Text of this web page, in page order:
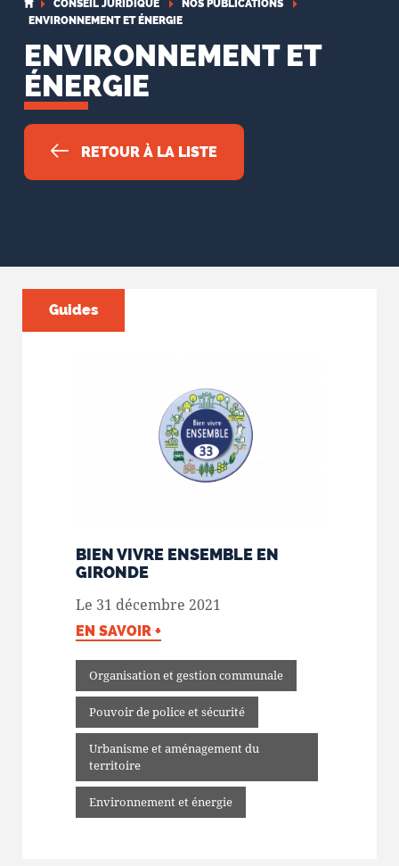
CONSEIL JURIDIQUE
NOS PUBLICATIONS
ENVIRONNEMENT ET ÉNERGIE
ENVIRONNEMENT ET
ÉNERGIE
RETOUR À LA LISTE
BIEN VIVRE ENSEMBLE EN
GIRONDE
Le 31 décembre 2021
EN SAVOIR +
Organisation et gestion communale
Pouvoir de police et sécurité
Urbanisme et aménagement du
territoire
Environnement et énergie
Guides